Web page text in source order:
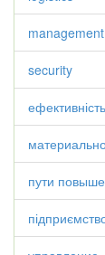
management
security
ефективність
пути